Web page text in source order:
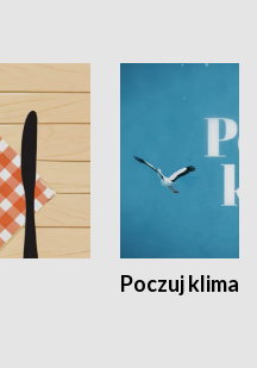
Poczuj klimat